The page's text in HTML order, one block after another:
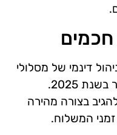
חכמים
דינמי של מסלולי
משלוח, יהפכו להיות חשובים יותר בשנת 2025.
בצורה מהירה
זמני המשלוח.